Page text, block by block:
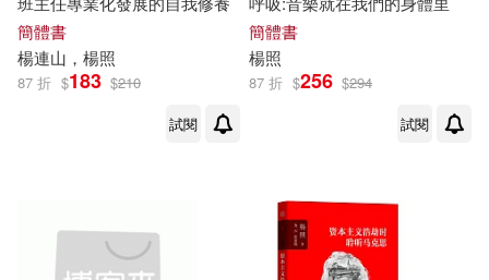
簡體書
楊連山， 楊照
87 折 $183 $210
試閱
簡體書
楊照
87 折 $256 $294
試閱